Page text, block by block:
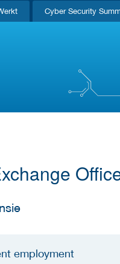
Cyber Security
employment